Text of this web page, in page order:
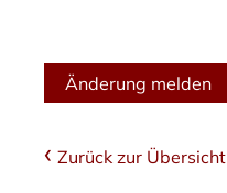
Zurück zur Übersicht
Änderung melden